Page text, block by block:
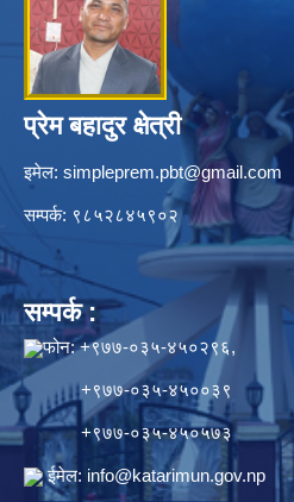
प्रेम बहादुर क्षेत्री
इमेल: simpleprem.pbt@gmail.com
सम्पर्क: ९८५२८४५९०२
सम्पर्क :
फोन: +९७७-०३५-४५०२९६,
+९७७-०३५-४५००३९
+९७७-०३५-४५०५७३
ईमेल: info@katarimun.gov.np